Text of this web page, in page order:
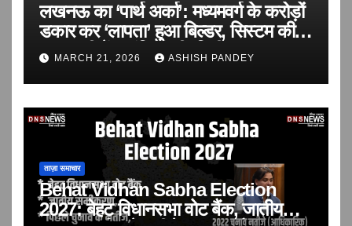
लखनऊ का ‘पार्थ अर्का’: मध्यमवर्ग के करोड़ों
डकार कर ‘लापता’ हुआ बिल्डर, सिस्टम की
सरपरस्ती में आवंटियों की ‘वित्तीय हत्या’!
MARCH 21, 2026 ASHISH PANDEY
ताज़ा समाचार
Behat Vidhan Sabha Election
2027: बेहट विधानसभा वोट बैंक, जातीय